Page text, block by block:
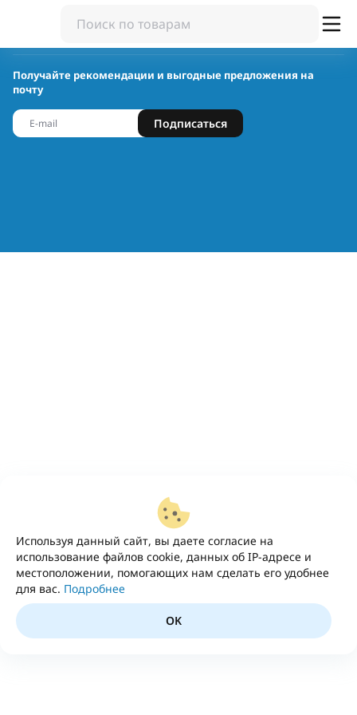
Используя данный сайт, вы даете согласие на
использование файлов cookie, данных об IP-адресе и
местоположении, помогающих нам сделать его удобнее
для вас. Подробнее
OK
Получайте рекомендации и выгодные предложения на
почту
Подписаться